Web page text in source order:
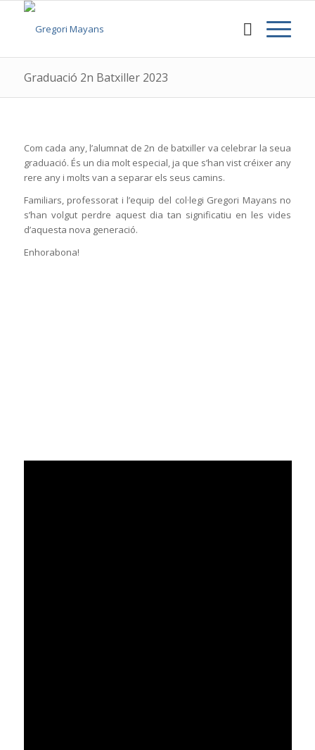
Graduació 2n Batxiller 2023
Com cada any, l’alumnat de 2n de batxiller va celebrar la seua
graduació. És un dia molt especial, ja que s’han vist créixer any
rere any i molts van a separar els seus camins.
Familiars, professorat i l’equip del col·legi Gregori Mayans no
s’han volgut perdre aquest dia tan significatiu en les vides
d’aquesta nova generació.
Enhorabona!